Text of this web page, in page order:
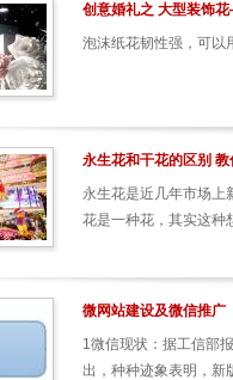
创意婚礼之 大型装饰
泡沫纸花韧性强，可以
永生花和干花的区别
永生花是近几年市场上
花是一种花，其实这种
微网站建设及微信推广
1微信现状：据工信部
出，种种迹象表明，新